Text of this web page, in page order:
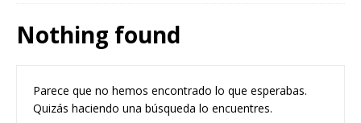
Nothing found
Parece que no hemos encontrado lo que esperabas.
Quizás haciendo una búsqueda lo encuentres.